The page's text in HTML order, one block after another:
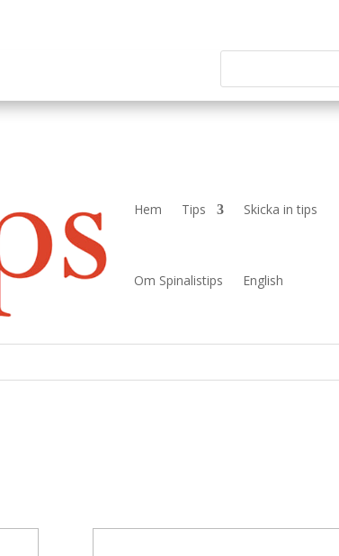
Hem Tips Skicka in tips
Om Spinalistips English